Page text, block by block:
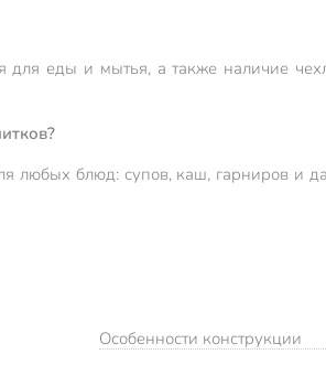
для еды и мытья, а также наличие
блюд: супов, каш, гарниров и
Особенности конструкции